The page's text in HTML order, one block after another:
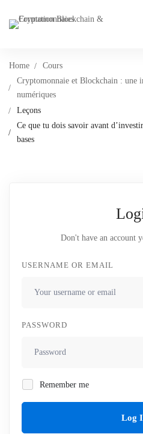
Home
Cours
Cryptomonnaie et Blockchain : une
numériques
Leçons
Ce que tu dois savoir avant
bases
Don't have an account
USERNAME OR EMAIL
PASSWORD
Remember me
Log